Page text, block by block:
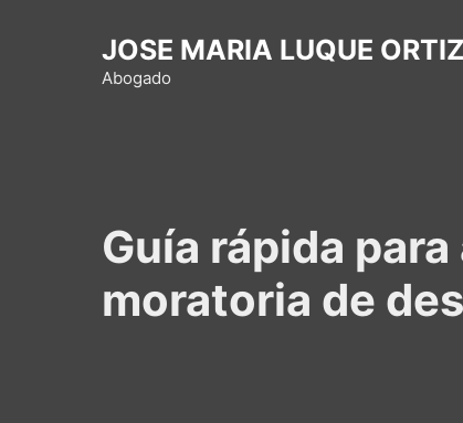
JOSE MARIA LUQUE ORTIZ
Abogado
Guía rápida
moratoria de